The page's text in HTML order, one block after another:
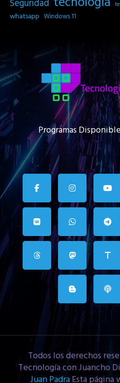
Seguridad
whatsapp Windows 11
Programas
Todos los derechos
Tecnología con Juancho
Juan PadraEsta página